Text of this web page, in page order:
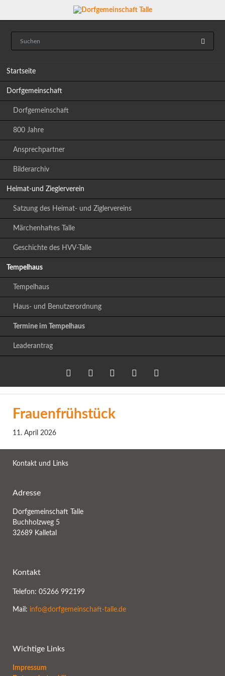
Startseite
Dorfgemeinschaft
Dorfgemeinschaft
800 Jahre
Ansprechpartner
Bilderarchiv
Heimat-und Zieglerverein
Satzung des Heimat- und Ziglervereins
Märchenhaftes Talle
Geschichte des HVV-Talle
Tempelhaus
Tempelhaus
Haus- und Benutzerordnung
Termine im Tempelhaus
Leaderantrag
Twitter LinkedIn Google+
Frauenfrühstück
11. April 2026
Kontakt und Links
Adresse
Dorfgemeinschaft Talle
Buchholzweg 5
32689 Kalletal
Kontakt
Telefon: 05266 992199
Mail: info@dorfgemeinschaft-talle.de
Wichtige Links
Impressum